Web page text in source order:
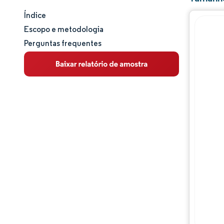
Tamanho e participação de mercado
Análise de mercado
Tendências e insights
Índice
Escopo e metodologia
Perguntas frequentes